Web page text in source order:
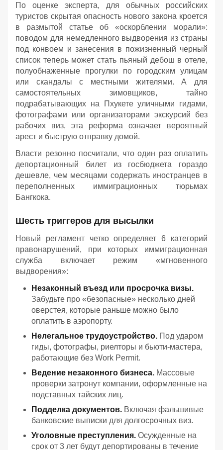
По оценке эксперта, для обычных российских
туристов скрытая опасность нового закона кроется
в размытой статье об «оскорблении морали»:
поводом для немедленного выдворения из страны
под конвоем и занесения в пожизненный черный
список теперь может стать пьяный дебош в отеле,
полуобнаженные прогулки по городским улицам
или скандалы с местными жителями. А для
самостоятельных зимовщиков, тайно
подрабатывающих на Пхукете уличными гидами,
фотографами или организаторами экскурсий без
рабочих виз, эта реформа означает вероятный
арест и быструю отправку домой.
Власти резонно посчитали, что один раз оплатить
депортационный билет из госбюджета гораздо
дешевле, чем месяцами содержать иностранцев в
переполненных иммиграционных тюрьмах
Бангкока.
Шесть триггеров для высылки
Новый регламент четко определяет 6 категорий
правонарушений, при которых иммиграционная
служба включает режим «мгновенного
выдворения»:
Незаконный въезд или просрочка визы.
Забудьте про «безопасные» несколько дней
оверстея, которые раньше можно было
оплатить в аэропорту.
Нелегальное трудоустройство. Под ударом
гиды, фотографы, риелторы и бьюти-мастера,
работающие без Work Permit.
Ведение незаконного бизнеса. Массовые
проверки затронут компании, оформленные на
подставных тайских лиц.
Подделка документов. Включая фальшивые
банковские выписки для долгосрочных виз.
Уголовные преступления. Осужденные на
срок от 3 лет будут депортированы в течение